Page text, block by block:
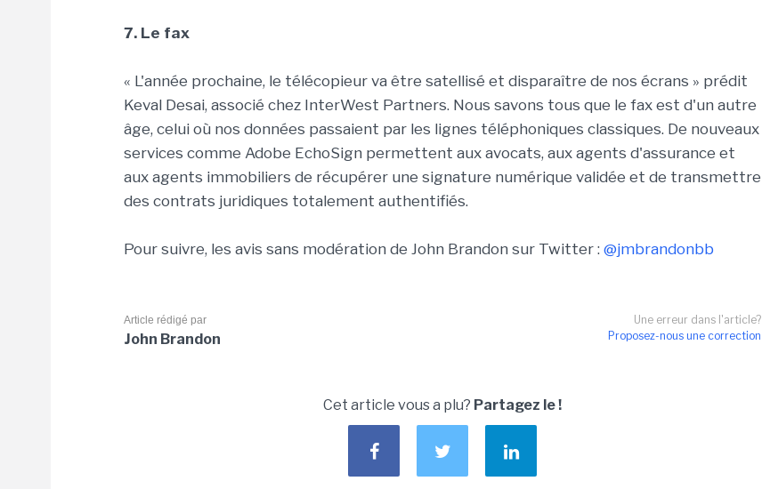
7. Le fax
« L'année prochaine, le télécopieur va être satellisé et disparaître de nos écrans » prédit
Keval Desai, associé chez InterWest Partners. Nous savons tous que le fax est d'un autre
âge, celui où nos données passaient par les lignes téléphoniques classiques. De nouveaux
services comme Adobe EchoSign permettent aux avocats, aux agents d'assurance et
aux agents immobiliers de récupérer une signature numérique validée et de transmettre
des contrats juridiques totalement authentifiés.
Pour suivre, les avis sans modération de John Brandon sur Twitter : @jmbrandonbb
Une erreur dans l'article?
Proposez-nous une correction
Article rédigé par
John Brandon
Cet article vous a plu? Partagez le !